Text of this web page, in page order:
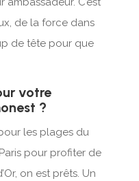
de la force dans
de tête pour que
votre
?
les plages du
pour profiter de
on est prêts. Un